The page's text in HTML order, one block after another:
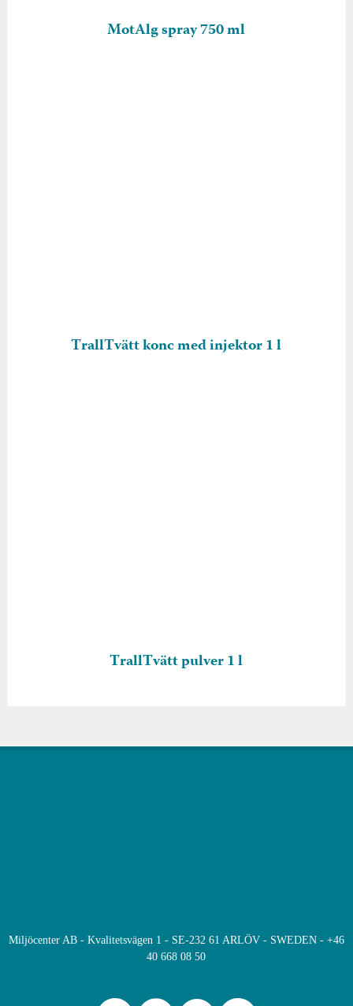
MotAlg spray 750 ml
TrallTvätt konc med injektor 1 l
TrallTvätt pulver 1 l
Miljöcenter AB - Kvalitetsvägen 1 - SE-232 61 ARLÖV - SWEDEN - +46
40 668 08 50